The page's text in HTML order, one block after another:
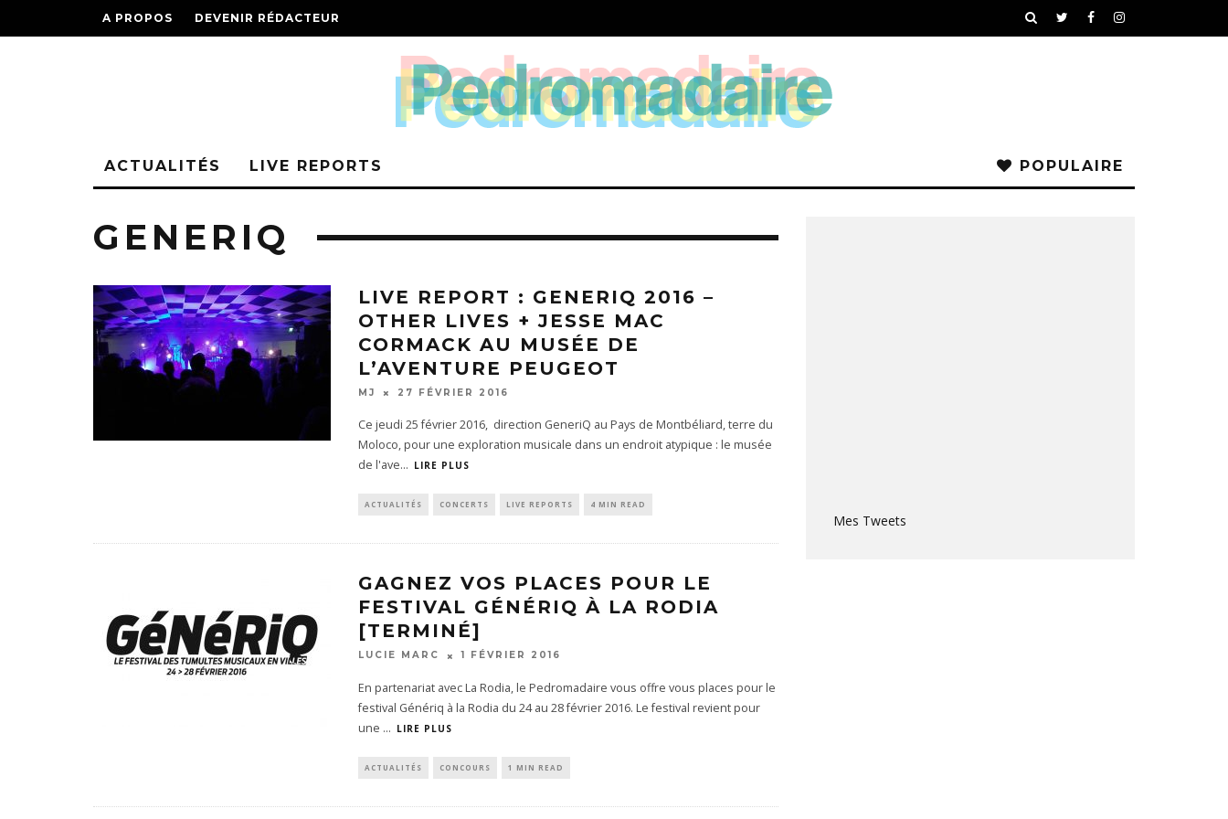
A PROPOS DEVENIR RÉDACTEUR
ACTUALITÉS LIVE REPORTS POPULAIRE
GENERIQ
LIVE REPORT : GENERIQ 2016 –
OTHER LIVES + JESSE MAC
CORMACK AU MUSÉE DE
L’AVENTURE PEUGEOT
MJ 27 FÉVRIER 2016
Ce jeudi 25 février 2016, direction GeneriQ au Pays de Montbéliard, terre du
Moloco, pour une exploration musicale dans un endroit atypique : le musée
de l'ave... LIRE PLUS
ACTUALITÉS CONCERTS LIVE REPORTS 4 MIN READ
GAGNEZ VOS PLACES POUR LE
FESTIVAL GÉNÉRIQ À LA RODIA
[TERMINÉ]
LUCIE MARC 1 FÉVRIER 2016
En partenariat avec La Rodia, le Pedromadaire vous offre vous places pour le
festival Génériq à la Rodia du 24 au 28 février 2016. Le festival revient pour
une ... LIRE PLUS
ACTUALITÉS CONCOURS 1 MIN READ
Mes Tweets